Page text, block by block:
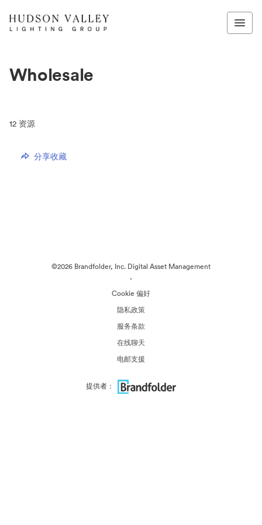
Wholesale
12 资源
分享收藏
©2026 Brandfolder, Inc. Digital Asset Management
·
Cookie 偏好
隐私政策
服务条款
在线聊天
电邮支援
提供者：